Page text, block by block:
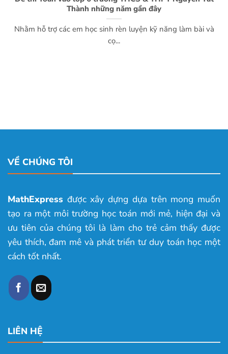
Thành những năm gần đây
Nhằm hỗ trợ các em học sinh rèn luyện kỹ năng làm bài và
cọ...
VỀ CHÚNG TÔI
MathExpress được xây dựng dựa trên mong muốn
tạo ra một môi trường học toán mới mẻ, hiện đại và
ưu tiên của chúng tôi là làm cho trẻ cảm thấy được
yêu thích, đam mê và phát triển tư duy toán học một
cách tốt nhất.
LIÊN HỆ